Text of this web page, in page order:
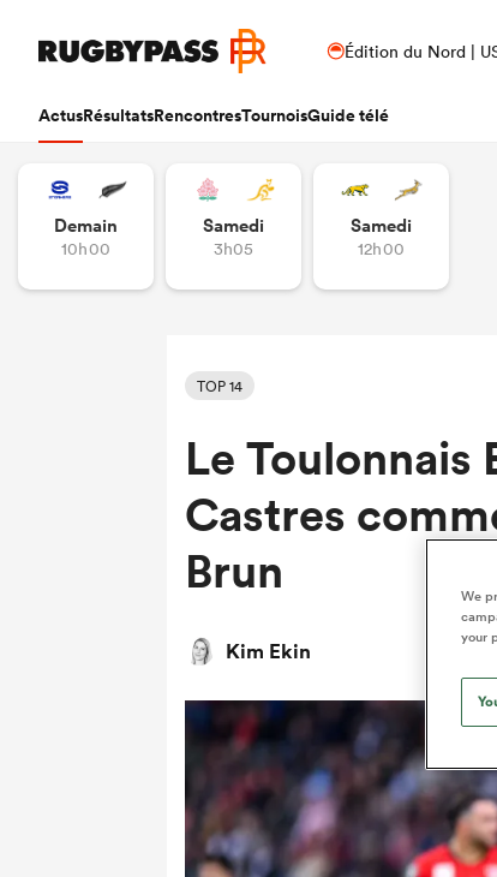
Édition du Nord |
ActusRésultatsRencontresTournoisGuide télé
Demain
10h00
Samedi
3h05
Samedi
12h00
TOP 14
Le Toulonnais
Castres
Brun
Kim Ekin
We
your